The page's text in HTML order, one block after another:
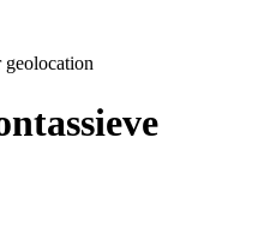
geolocation